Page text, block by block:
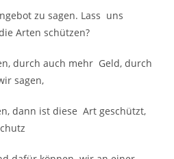
zu sagen. Lass uns
Arten schützen?
durch auch mehr Geld, durch
sagen,
dann ist diese Art geschützt,